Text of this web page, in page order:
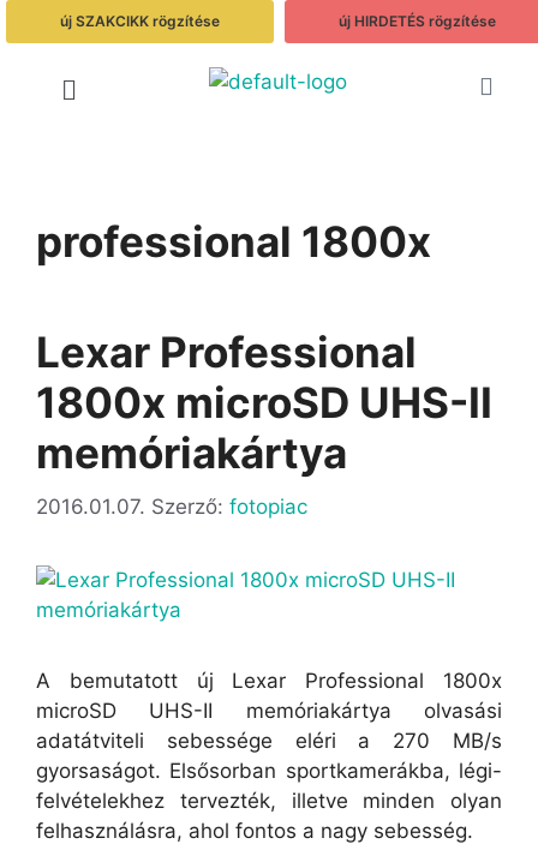
új SZAKCIKK rögzítése új HIRDETÉS rögzítése
professional 1800x
Lexar Professional
1800x microSD UHS-II
memóriakártya
2016.01.07. Szerző: fotopiac
A bemutatott új Lexar Professional 1800x
microSD UHS-II memóriakártya olvasási
adatátviteli sebessége eléri a 270 MB/s
gyorsaságot. Elsősorban sportkamerákba, légi-
felvételekhez tervezték, illetve minden olyan
felhasználásra, ahol fontos a nagy sebesség.